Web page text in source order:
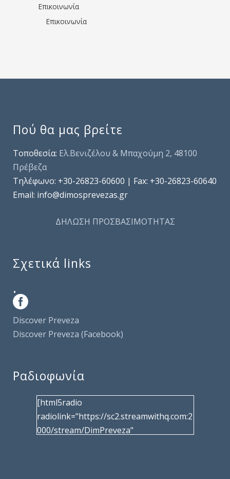
Επικοινωνία
Επικοινωνία
Πού θα μας βρείτε
Τοποθεσία: Ελ.Βενιζέλου & Μπαχούμη 2, 48100
Πρέβεζα
Τηλέφωνo: +30-26823-60600 | Fax: +30-26823-60640
Email: info@dimosprevezas.gr
ΔΗΛΩΣΗ ΠΡΟΣΒΑΣΙΜΟΤΗΤΑΣ
Σχετικά links
.
Discover Preveza
Discover Preveza (Facebook)
Ραδιοφωνία
[html5radio
radiolink="https://sc2.streamwithq.com:2
000/stream/DimPreveza"